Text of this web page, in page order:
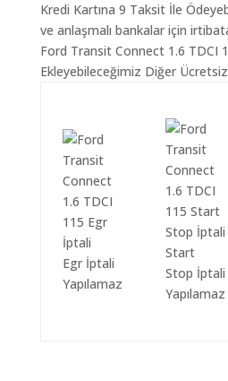
Kredi Kartına 9 Taksit İle
ve anlaşmalı bankalar için
Ford Transit Connect 1.6 TDCI
Ekleyebileceğimiz Diğer Ücretsiz
Egr İptali
Yapılamaz
Start
Stop İptali
Yapılamaz